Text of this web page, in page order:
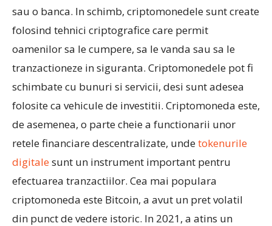
sau o banca. In schimb, criptomonedele sunt create
folosind tehnici criptografice care permit
oamenilor sa le cumpere, sa le vanda sau sa le
tranzactioneze in siguranta. Criptomonedele pot fi
schimbate cu bunuri si servicii, desi sunt adesea
folosite ca vehicule de investitii. Criptomoneda este,
de asemenea, o parte cheie a functionarii unor
retele financiare descentralizate, undetokenurile
digitalesunt un instrument important pentru
efectuarea tranzactiilor. Cea mai populara
criptomoneda este Bitcoin, a avut un pret volatil
din punct de vedere istoric. In 2021, a atins un